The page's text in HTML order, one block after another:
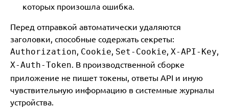
которых произошла ошибка.
Перед отправкой автоматически удаляются
заголовки, способные содержать секреты:
Authorization Cookie Set-Cookie X-API-Key
X-Auth-Token . В производственной сборке
приложение не пишет токены, ответы API и иную
чувствительную информацию в системные журналы
устройства.